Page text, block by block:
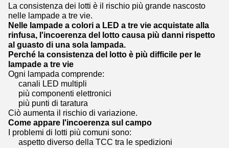
La consistenza dei lotti è il rischio più grande nascosto
nelle lampade a tre vie.
Nelle lampade a colori a LED a tre vie acquistate alla
rinfusa, l'incoerenza del lotto causa più danni rispetto
al guasto di una sola lampada.
Perché la consistenza del lotto è più difficile per le
lampade a tre vie
Ogni lampada comprende:
canali LED multipli
più componenti elettronici
più punti di taratura
Ciò aumenta il rischio di variazione.
Come appare l'incoerenza sul campo
I problemi di lotti più comuni sono:
aspetto diverso della TCC tra le spedizioni